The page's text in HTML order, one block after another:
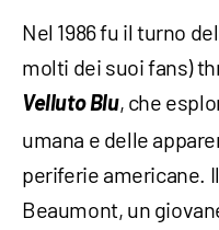
Nel 1986 fu il turno
molti dei suoi fans)
Velluto Blu, che
umana e delle
periferie americane.
Beaumont, un